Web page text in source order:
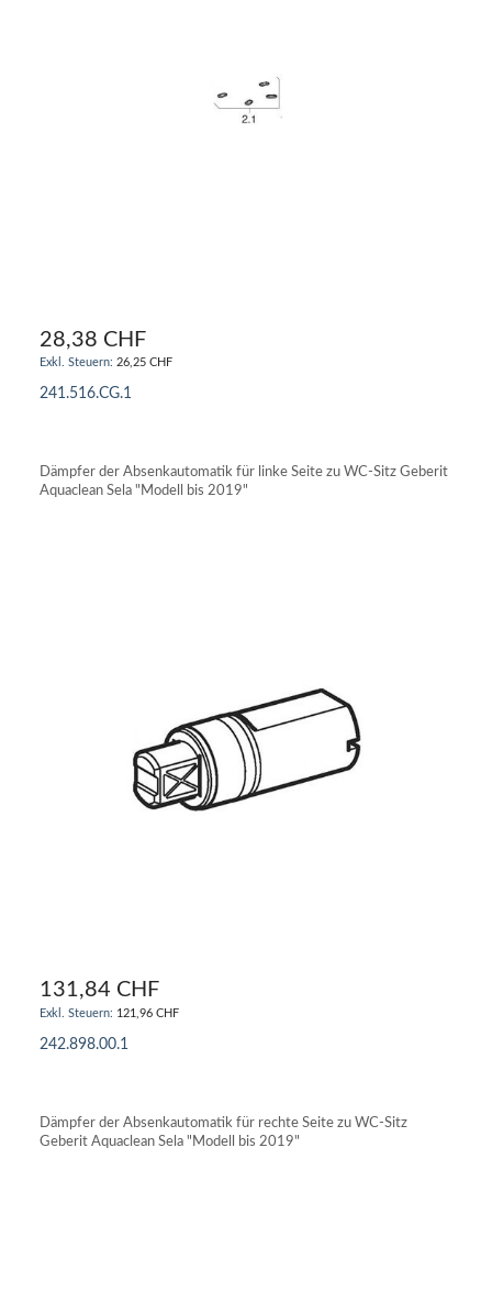
28,38 CHF
26,25 CHF
241.516.CG.1
Dämpfer der Absenkautomatik für linke Seite zu WC-Sitz Geberit
Aquaclean Sela "Modell bis 2019"
131,84 CHF
121,96 CHF
242.898.00.1
Dämpfer der Absenkautomatik für rechte Seite zu WC-Sitz
Geberit Aquaclean Sela "Modell bis 2019"